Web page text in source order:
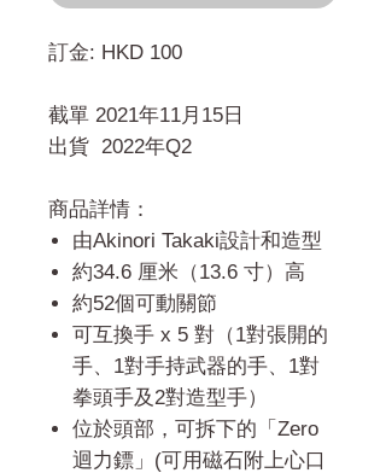
訂金: HKD 100
截單 2021年11月15日
出貨 2022年Q2
商品詳情：
由Akinori Takaki設計和造型
約34.6 厘米（13.6 寸）高
約52個可動關節
可互換手 x 5 對（1對張開的
手、1對手持武器的手、1對
拳頭手及2對造型手）
位於頭部，可拆下的「Zero
迴力鏢」(可用磁石附上心口